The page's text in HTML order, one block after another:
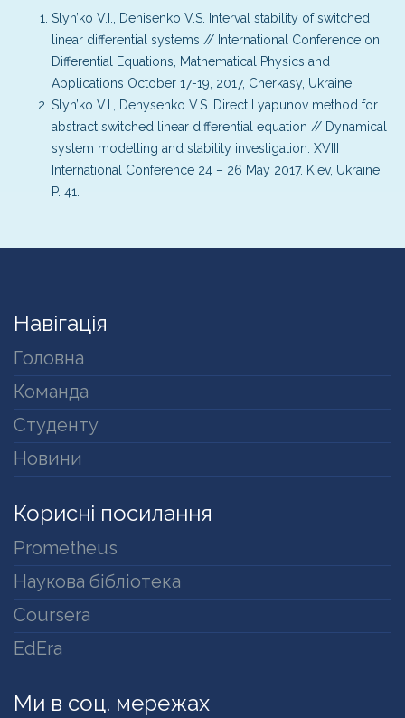
Slyn’ko V.I., Denisenko V.S. Interval stability of switched
linear differential systems // International Conference on
Differential Equations, Mathematical Physics and
Applications October 17-19, 2017, Cherkasy, Ukraine
Slyn’ko V.I., Denysenko V.S. Direct Lyapunov method for
abstract switched linear differential equation // Dynamical
system modelling and stability investigation: XVIII
International Conference 24 – 26 May 2017. Kiev, Ukraine,
P. 41.
Навігація
Головна
Команда
Студенту
Новини
Корисні посилання
Prometheus
Наукова бібліотека
Coursera
EdEra
Ми в соц. мережах